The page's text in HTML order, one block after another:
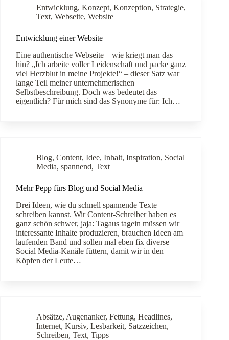
Entwicklung, Konzept, Konzeption, Strategie,
Text, Webseite, Website
Entwicklung einer Website
Eine authentische Webseite – wie kriegt man das
hin? „Ich arbeite voller Leidenschaft und packe ganz
viel Herzblut in meine Projekte!“ – dieser Satz war
lange Teil meiner unternehmerischen
Selbstbeschreibung. Doch was bedeutet das
eigentlich? Für mich sind das Synonyme für: Ich…
Blog, Content, Idee, Inhalt, Inspiration, Social
Media, spannend, Text
Mehr Pepp fürs Blog und Social Media
Drei Ideen, wie du schnell spannende Texte
schreiben kannst. Wir Content-Schreiber haben es
ganz schön schwer, jaja: Tagaus tagein müssen wir
interessante Inhalte produzieren, brauchen Ideen am
laufenden Band und sollen mal eben fix diverse
Social Media-Kanäle füttern, damit wir in den
Köpfen der Leute…
Absätze, Augenanker, Fettung, Headlines,
Internet, Kursiv, Lesbarkeit, Satzzeichen,
Schreiben, Text, Tipps